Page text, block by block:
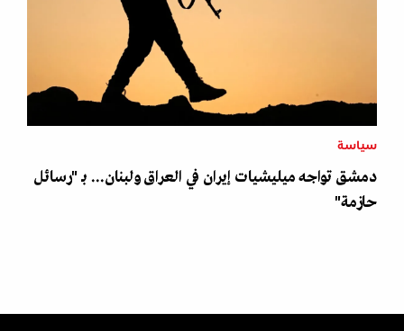
سياسة
دمشق تواجه ميليشيات إيران في العراق ولبنان... بـ "رسائل
حازمة"